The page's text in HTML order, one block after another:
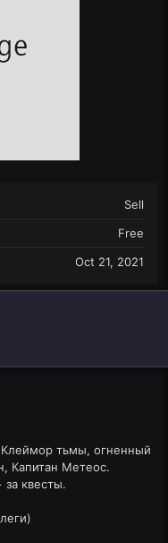
Sell
Free
Oct 21, 2021
тьмы, огненный
Капитан Метеос.
квесты.